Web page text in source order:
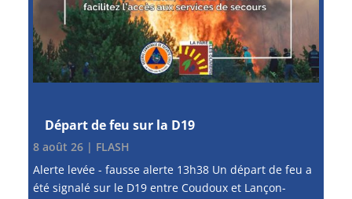
Départ de feu sur la D19
8 août 26| FLASH
Alerte levée - fausse alerte 13h38 Un départ de feu a
été signalé sur le D19 entre Coudoux et Lançon-